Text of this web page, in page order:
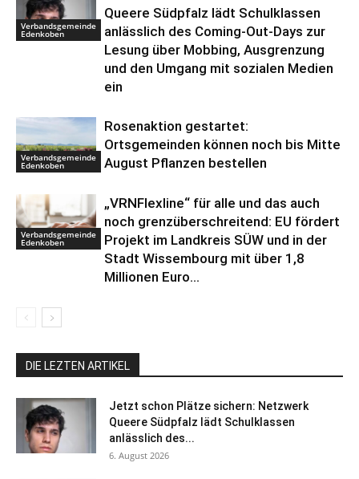
Verbandsgemeinde
Edenkoben
Queere Südpfalz lädt Schulklassen
anlässlich des Coming-Out-Days zur
Lesung über Mobbing, Ausgrenzung
und den Umgang mit sozialen Medien
ein
Verbandsgemeinde
Edenkoben
Rosenaktion gestartet:
Ortsgemeinden können noch bis Mitte
August Pflanzen bestellen
Verbandsgemeinde
Edenkoben
„VRNFlexline“ für alle und das auch
noch grenzüberschreitend: EU fördert
Projekt im Landkreis SÜW und in der
Stadt Wissembourg mit über 1,8
Millionen Euro...
DIE LEZTEN ARTIKEL
Jetzt schon Plätze sichern: Netzwerk
Queere Südpfalz lädt Schulklassen
anlässlich des...
6. August 2026